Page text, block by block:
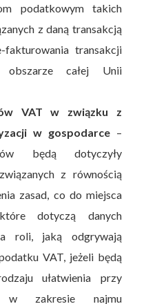
podatkowym takich
z daną transakcją
transakcji
obszarze całej Unii
VAT w związku z
w gospodarce–
będą dotyczyły
z równością
zasad, co do miejsca
dotyczą danych
roli, jaką odgrywają
VAT, jeżeli będą
ułatwienia przy
w zakresie najmu